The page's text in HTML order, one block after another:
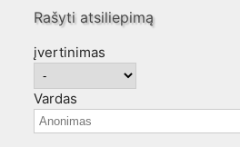
Rašyti atsiliepimą
įvertinimas
Vardas